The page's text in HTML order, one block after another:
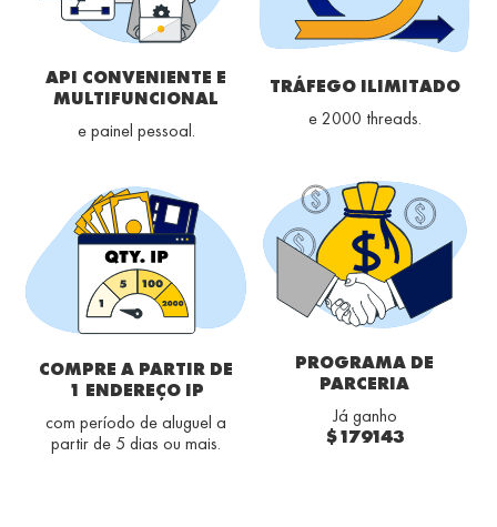
API CONVENIENTE E
MULTIFUNCIONAL
e painel pessoal.
TRÁFEGO ILIMITADO
e 2000 threads.
COMPRE A PARTIR DE
1 ENDEREÇO IP
com período de aluguel a
partir de 5 dias ou mais.
PROGRAMA DE
PARCERIA
Já ganho
$179143